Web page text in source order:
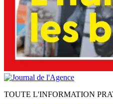
TOUTE L'INFORMATION